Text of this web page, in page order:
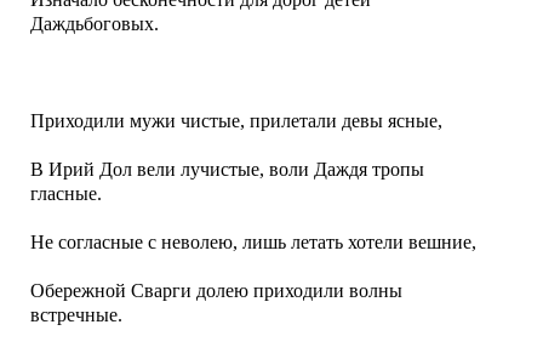
Даждьбоговых.
Приходили мужи чистые, прилетали девы ясные,
В Ирий Дол вели лучистые, воли Даждя тропы
гласные.
Не согласные с неволею, лишь летать хотели вешние,
Обережной Сварги долею приходили волны
встречные.